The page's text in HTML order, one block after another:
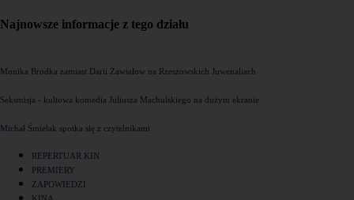
Najnowsze informacje z tego działu
Monika Brodka zamiast Darii Zawiałow na Rzeszowskich Juwenaliach
Seksmisja - kultowa komedia Juliusza Machulskiego na dużym ekranie
Michał Śmielak spotka się z czytelnikami
REPERTUAR KIN
PREMIERY
ZAPOWIEDZI
KINA